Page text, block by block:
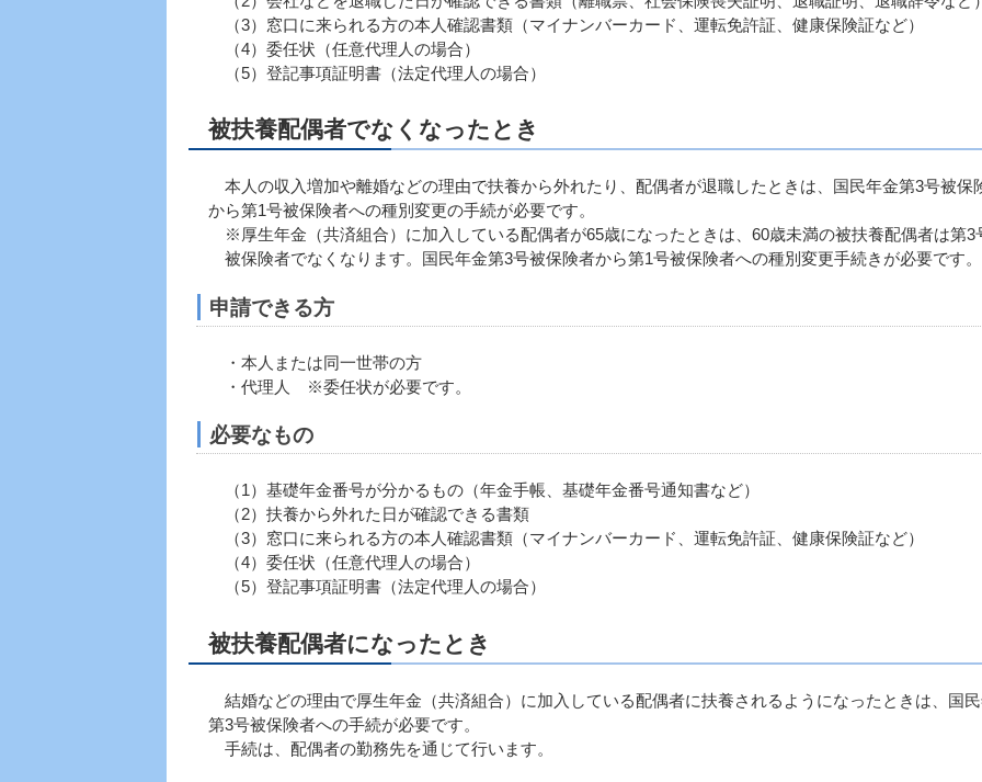
（3）窓口に来られる方の本人確認書類（マイナンバーカード、運転免許証、健康保険証など）
（4）委任状（任意代理人の場合）
（5）登記事項証明書（法定代理人の場合）
被扶養配偶者でなくなったとき
本人の収入増加や離婚などの理由で扶養から外れたり、配偶者が退職したときは、国民年金第3号被保
から第1号被保険者への種別変更の手続が必要です。
※厚生年金（共済組合）に加入している配偶者が65歳になったときは、60歳未満の被扶養配偶者は第3
被保険者でなくなります。国民年金第3号被保険者から第1号被保険者への種別変更手続きが必要です。
申請できる方
・本人または同一世帯の方
・代理人 ※委任状が必要です。
必要なもの
（1）基礎年金番号が分かるもの（年金手帳、基礎年金番号通知書など）
（2）扶養から外れた日が確認できる書類
（3）窓口に来られる方の本人確認書類（マイナンバーカード、運転免許証、健康保険証など）
（4）委任状（任意代理人の場合）
（5）登記事項証明書（法定代理人の場合）
被扶養配偶者になったとき
結婚などの理由で厚生年金（共済組合）に加入している配偶者に扶養されるようになったときは、国
第3号被保険者への手続が必要です。
手続は、配偶者の勤務先を通じて行います。